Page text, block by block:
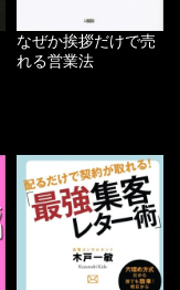
なぜか挨拶だけで売
れる営業法